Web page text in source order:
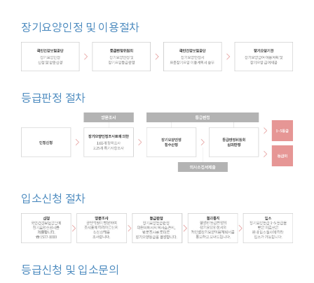
장기요양인정 및 이용절차
등급판정 절차
입소신청 절차
등급신청 및 입소문의